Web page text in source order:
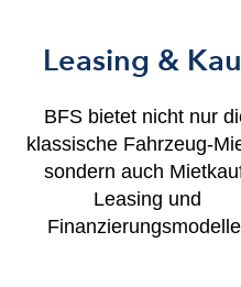
Leasing &
BFS bietet nicht nur
klassische Fahrzeug-
sondern auch
Leasing und